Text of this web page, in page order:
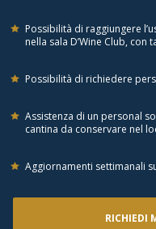
Possibilità di raggiungere
nella sala D’Wine Club, con
Possibilità di richiedere
Assistenza di un personal
cantina da conservare nel
Aggiornamenti settimanali
RICHIEDI